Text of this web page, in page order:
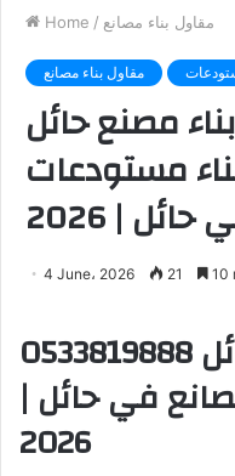
Home / مقاول بناء مصانع
مقاول بناء مصانع
مصنع حائل
بناء مستودعات
| 2026
4 June، 2026 21 10
مقاول بناء مصنع حائل 0533819888
في حائل |
2026